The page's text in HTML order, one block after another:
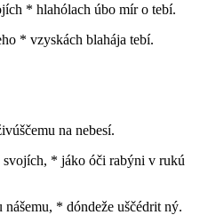
* hlahólach úbo mír o tebí.
* vzyskách blahája tebí.
na nebesí.
* jáko óči rabýni v rukú
* dóndeže uščédrit ný.